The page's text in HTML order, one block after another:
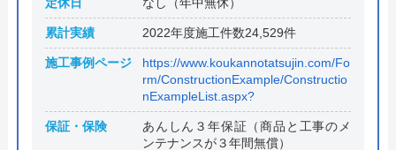
定休日 なし（年中無休）
累計実績 2022年度施工件数24,529件
施工事例ページ
https://www.koukannotatsujin.com/Fo
rm/ConstructionExample/Constructio
nExampleList.aspx?
保証・保険
あんしん３年保証（商品と工事のメ
ンテナンスが３年間無償）